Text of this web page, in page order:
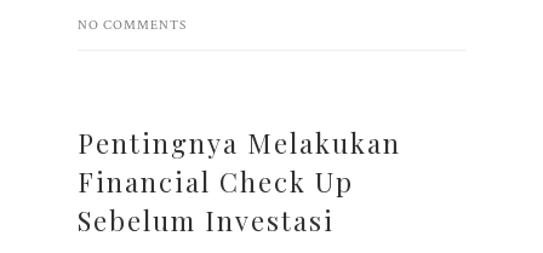
NO COMMENTS
Pentingnya Melakukan
Financial Check Up
Sebelum Investasi